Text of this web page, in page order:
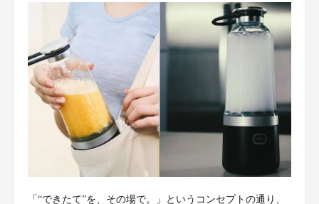
「“できたて”を、その場で。」というコンセプトの通り、